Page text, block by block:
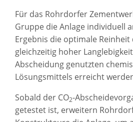
Für das Rohrdorfer
Gruppe die Anlage individuell
Ergebnis die optimale Reinheit
gleichzeitig hoher
Abscheidung genutzten
Lösungsmittels erreicht
Sobald der CO2-
getestet ist, erweitern